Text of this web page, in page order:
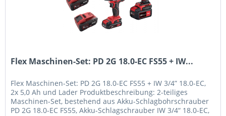
Flex Maschinen-Set: PD 2G 18.0-EC FS55 + IW...
Flex Maschinen-Set: PD 2G 18.0-EC FS55 + IW 3/4” 18.0-EC,
2x 5,0 Ah und Lader Produktbeschreibung: 2-teiliges
Maschinen-Set, bestehend aus Akku-Schlagbohrschrauber
PD 2G 18.0-EC FS55, Akku-Schlagschrauber IW 3/4“ 18.0-EC,